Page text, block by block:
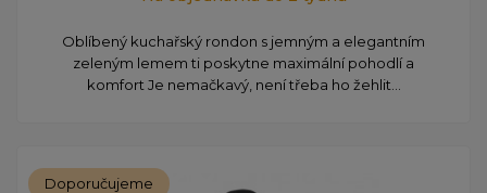
Oblíbený kuchařský rondon s jemným a elegantním
zeleným lemem ti poskytne maximální pohodlí a
komfort Je nemačkavý, není třeba ho žehlit...
Doporučujeme